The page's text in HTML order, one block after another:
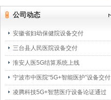
公司动态
安徽省妇幼保健院设备交付
三台县人民医院设备交付
淮安人医5G结算系统上线
宁波市中医院“5G+智能医护”设备交付
凌腾科技5G+智慧医疗设备论证通过